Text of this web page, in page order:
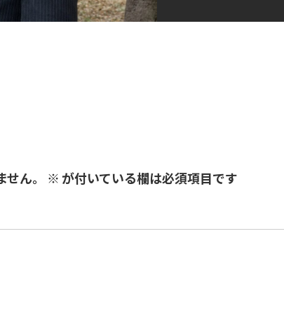
ん。 ※ が付いている欄は必須項目です